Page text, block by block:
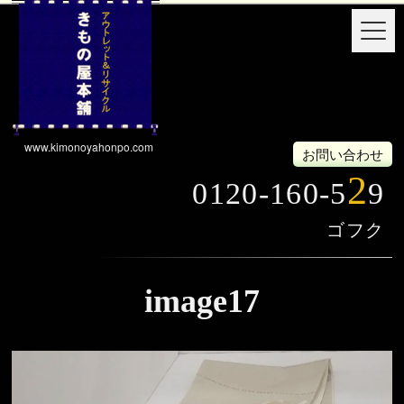
www.kimonoyahonpo.com お問い合わせ
0120-160-529
image17